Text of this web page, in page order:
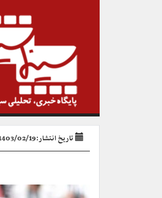
تاریخ انتشار:1403/02/19 - 23:33